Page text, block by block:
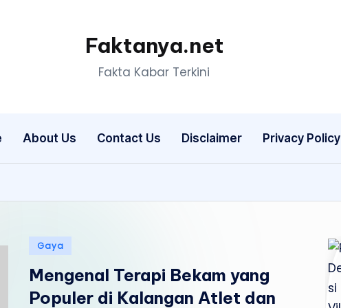
Faktanya.net
Fakta Kabar Terkini
About Us Contact Us Disclaimer Privacy Policy
Posted
Gaya
Mengenal Terapi Bekam yang
Populer di Kalangan Atlet dan